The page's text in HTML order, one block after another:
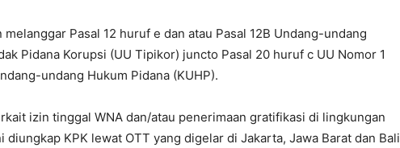
Pasal 12 huruf e dan atau Pasal 12B Undang-undang
Pidana Korupsi (UU Tipikor) juncto Pasal 20 huruf c UU Nomor 1
undang Hukum Pidana (KUHP).
izin tinggal WNA dan/atau penerimaan gratifikasi di lingkungan
KPK lewat OTT yang digelar di Jakarta, Jawa Barat dan Bali